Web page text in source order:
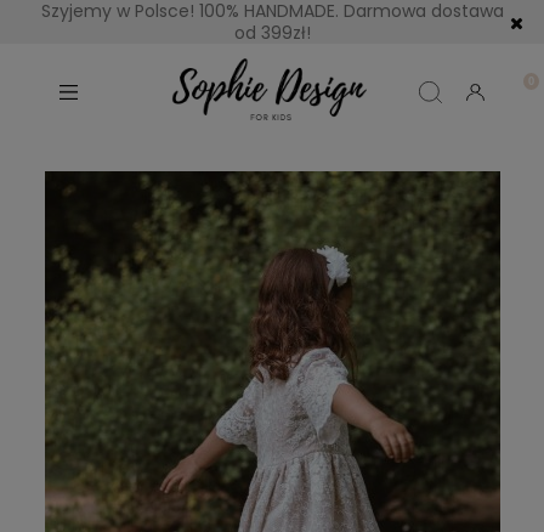
Szyjemy w Polsce! 100% HANDMADE. Darmowa dostawa
od 399zł!